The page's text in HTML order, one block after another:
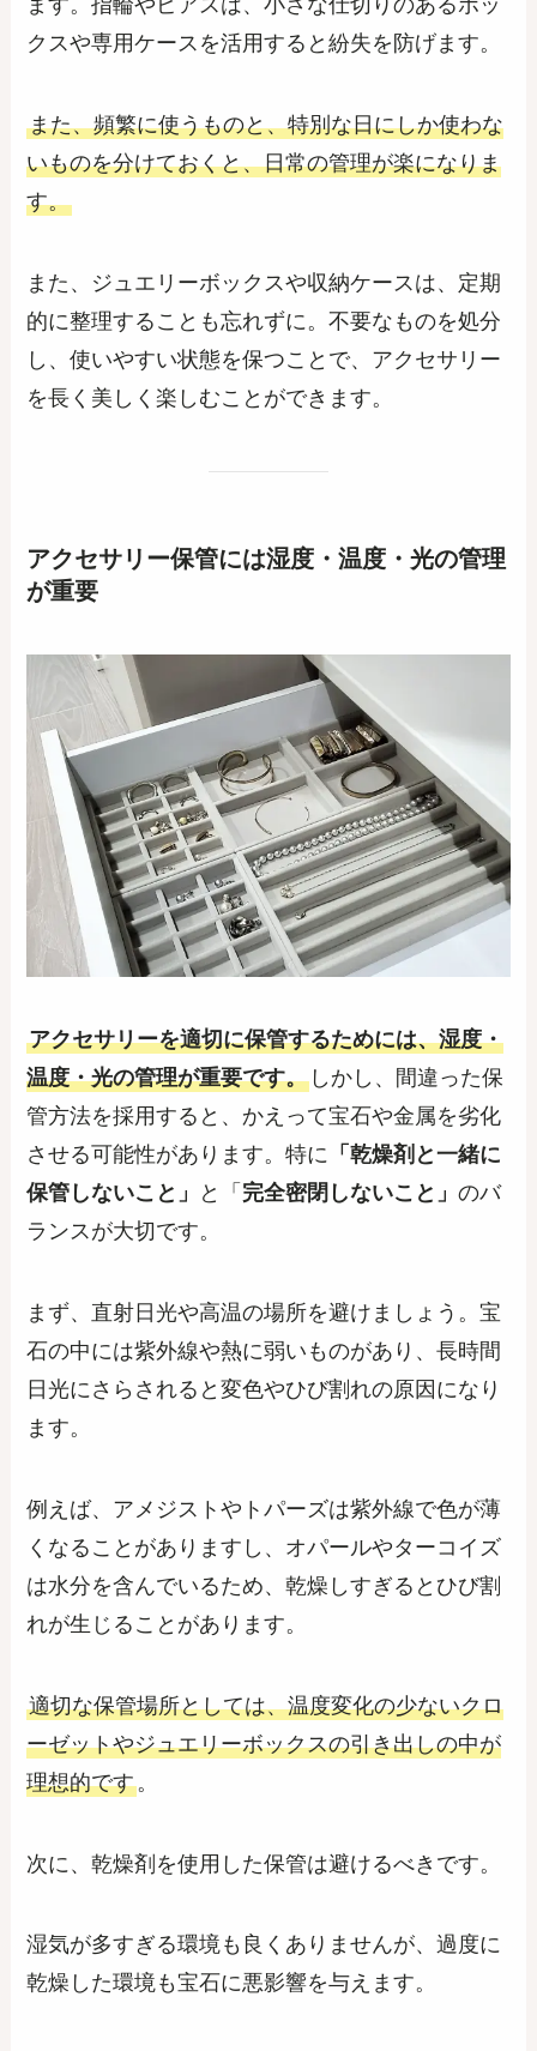
ます。指輪やピアスは、小さな仕切りのあるボッ
クスや専用ケースを活用すると紛失を防げます。
また、頻繁に使うものと、特別な日にしか使わな
いものを分けておくと、日常の管理が楽になりま
す。
また、ジュエリーボックスや収納ケースは、定期
的に整理することも忘れずに。不要なものを処分
し、使いやすい状態を保つことで、アクセサリー
を長く美しく楽しむことができます。
アクセサリー保管には湿度・温度・光の管理
が重要
アクセサリーを適切に保管するためには、湿度・
温度・光の管理が重要です。 しかし、間違った保
管方法を採用すると、かえって宝石や金属を劣化
させる可能性があります。特に 「乾燥剤と一緒に
保管しないこと」
と「 完全密閉しないこと」のバ
ランスが大切です。
まず、直射日光や高温の場所を避けましょう。宝
石の中には紫外線や熱に弱いものがあり、長時間
日光にさらされると変色やひび割れの原因になり
ます。
例えば、アメジストやトパーズは紫外線で色が薄
くなることがありますし、オパールやターコイズ
は水分を含んでいるため、乾燥しすぎるとひび割
れが生じることがあります。
適切な保管場所としては、温度変化の少ないクロ
ーゼットやジュエリーボックスの引き出しの中が
理想的です。
次に、乾燥剤を使用した保管は避けるべきです。
湿気が多すぎる環境も良くありませんが、過度に
乾燥した環境も宝石に悪影響を与えます。